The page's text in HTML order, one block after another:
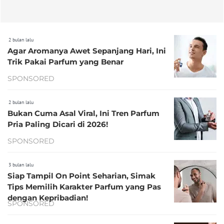
2 bulan lalu
Agar Aromanya Awet Sepanjang Hari, Ini
Trik Pakai Parfum yang Benar
SPONSORED
2 bulan lalu
Bukan Cuma Asal Viral, Ini Tren Parfum
Pria Paling Dicari di 2026!
SPONSORED
3 bulan lalu
Siap Tampil On Point Seharian, Simak
Tips Memilih Karakter Parfum yang Pas
dengan Kepribadian!
SPONSORED